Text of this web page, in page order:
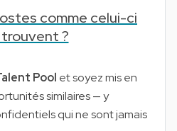
comme celui-ci
?
Pool et soyez mis en
similaires — y
qui ne sont jamais